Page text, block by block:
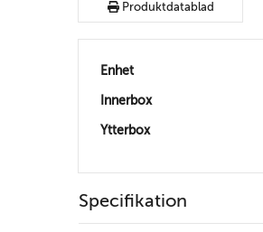
Produktdatablad
Enhet
Innerbox
Ytterbox
Specifikation